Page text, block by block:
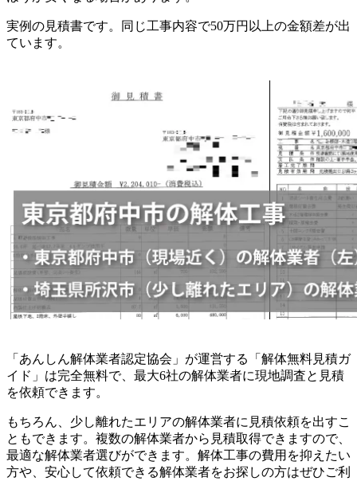
実例の見積書です。同じ工事内容で50万円以上の金額差が出
ています。
「あんしん解体業者認定協会」が運営する「解体無料見積ガ
イド」は完全無料で、最大6社の解体業者に現地調査と見積
を依頼できます。
もちろん、少し離れたエリアの解体業者に見積依頼を出すこ
ともできます。複数の解体業者から見積取得できますので、
最適な解体業者選びができます。解体工事の費用を抑えたい
方や、安心して依頼できる解体業者をお探しの方はぜひご利